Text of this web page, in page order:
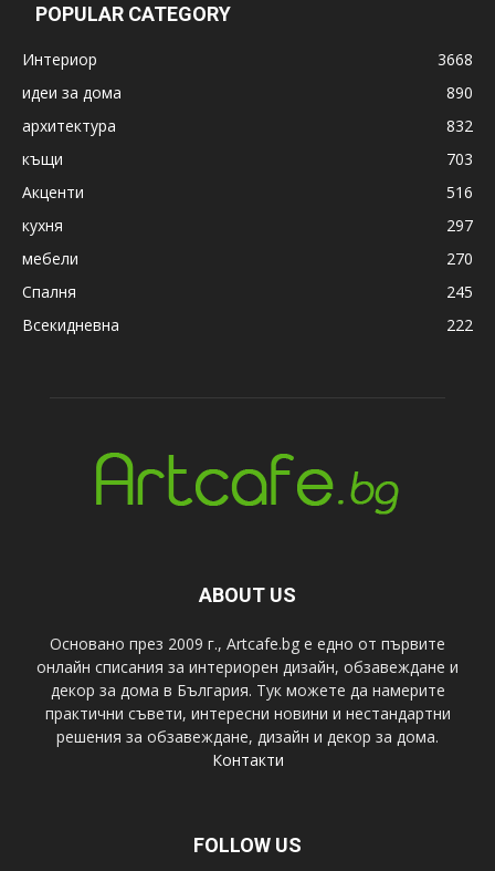
POPULAR CATEGORY
Интериор
3668
идеи за дома
890
архитектура
832
къщи
703
Акценти
516
кухня
297
мебели
270
Спалня
245
Всекидневна
222
ABOUT US
Основано през 2009 г., Artcafe.bg е едно от първите
онлайн списания за интериорен дизайн, обзавеждане и
декор за дома в България. Тук можете да намерите
практични съвети, интересни новини и нестандартни
решения за обзавеждане, дизайн и декор за дома.
Контакти
FOLLOW US